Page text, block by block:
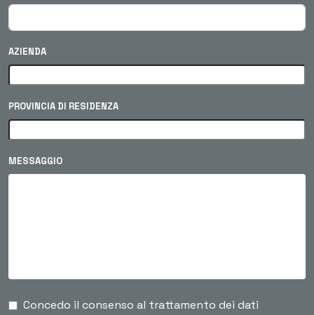
AZIENDA
PROVINCIA DI RESIDENZA
MESSAGGIO
Concedo il consenso al trattamento dei dati